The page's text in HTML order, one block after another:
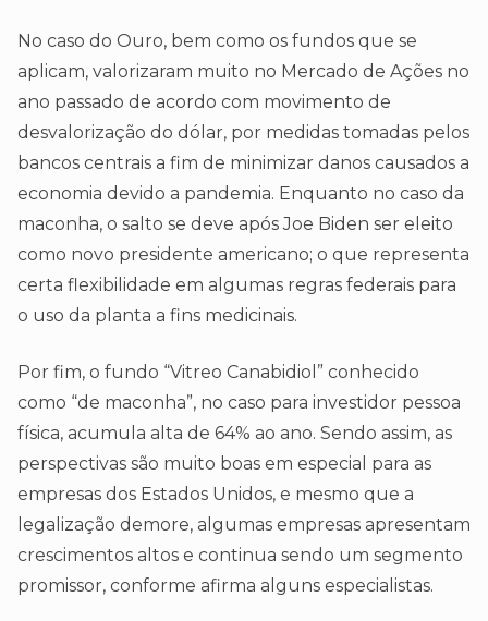
No caso do Ouro, bem como os fundos que se
aplicam, valorizaram muito no Mercado de Ações no
ano passado de acordo com movimento de
desvalorização do dólar, por medidas tomadas pelos
bancos centrais a fim de minimizar danos causados a
economia devido a pandemia. Enquanto no caso da
maconha, o salto se deve após Joe Biden ser eleito
como novo presidente americano; o que representa
certa flexibilidade em algumas regras federais para
o uso da planta a fins medicinais.
Por fim, o fundo “Vitreo Canabidiol” conhecido
como “de maconha”, no caso para investidor pessoa
física, acumula alta de 64% ao ano. Sendo assim, as
perspectivas são muito boas em especial para as
empresas dos Estados Unidos, e mesmo que a
legalização demore, algumas empresas apresentam
crescimentos altos e continua sendo um segmento
promissor, conforme afirma alguns especialistas.